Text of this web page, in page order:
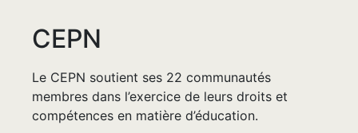
CEPN
Le CEPN soutient ses 22 communautés
membres dans l’exercice de leurs droits et
compétences en matière d’éducation.